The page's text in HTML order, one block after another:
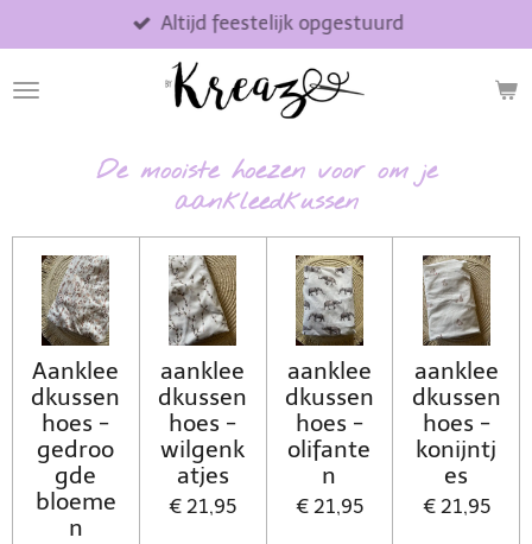
direct
naar
Altijd feestelijk opgestuurd
De mooiste hoezen voor om je
aankleedkussen
Aanklee
dkussen
hoes -
gedroo
gde
bloeme
n
aanklee
dkussen
hoes -
wilgenk
atjes
€ 21,95
aanklee
dkussen
hoes -
olifante
n
€ 21,95
aanklee
dkussen
hoes -
konijntj
es
€ 21,95